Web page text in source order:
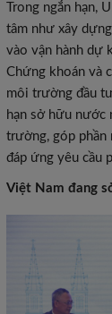
Trong ngắn hạn,
tâm như xây
vào vận hành dự
Chứng khoán và
môi trường đầu
hạn sở hữu nước
trường, góp phần
đáp ứng yêu cầu
Việt Nam đang